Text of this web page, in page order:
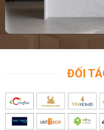
ĐỐI